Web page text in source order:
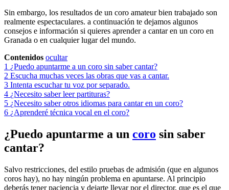
Sin embargo, los resultados de un coro amateur bien trabajado son
realmente espectaculares. a continuación te dejamos algunos
consejos e información si quieres aprender a cantar en un coro en
Granada o en cualquier lugar del mundo.
Contenidos ocultar
1 ¿Puedo apuntarme a un coro sin saber cantar?
2 Escucha muchas veces las obras que vas a cantar.
3 Intenta escuchar tu voz por separado.
4 ¿Necesito saber leer partituras?
5 ¿Necesito saber otros idiomas para cantar en un coro?
6 ¿Aprenderé técnica vocal en el coro?
¿Puedo apuntarme a un coro sin saber
cantar?
Salvo restricciones, del estilo pruebas de admisión (que en algunos
coros hay), no hay ningún problema en apuntarse. Al principio
deberás tener paciencia y dejarte llevar por el director, que es el que